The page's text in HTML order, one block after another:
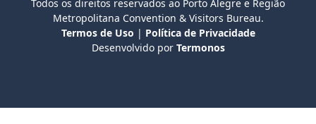
Todos os direitos reservados ao Porto Alegre e Região
Metropolitana Convention & Visitors Bureau.
Termos de Uso | Política de Privacidade
Desenvolvido por Termonos